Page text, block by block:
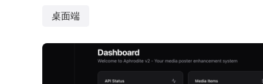
桌面端